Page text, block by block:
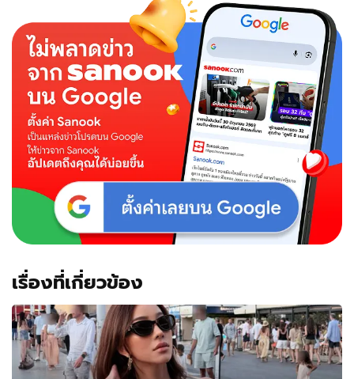
คา
ซัค
สถาน
บรรยากาศ
ยอด!
เปิด
เห็น
เดิม
เรื่องที่เกี่ยวข้อง